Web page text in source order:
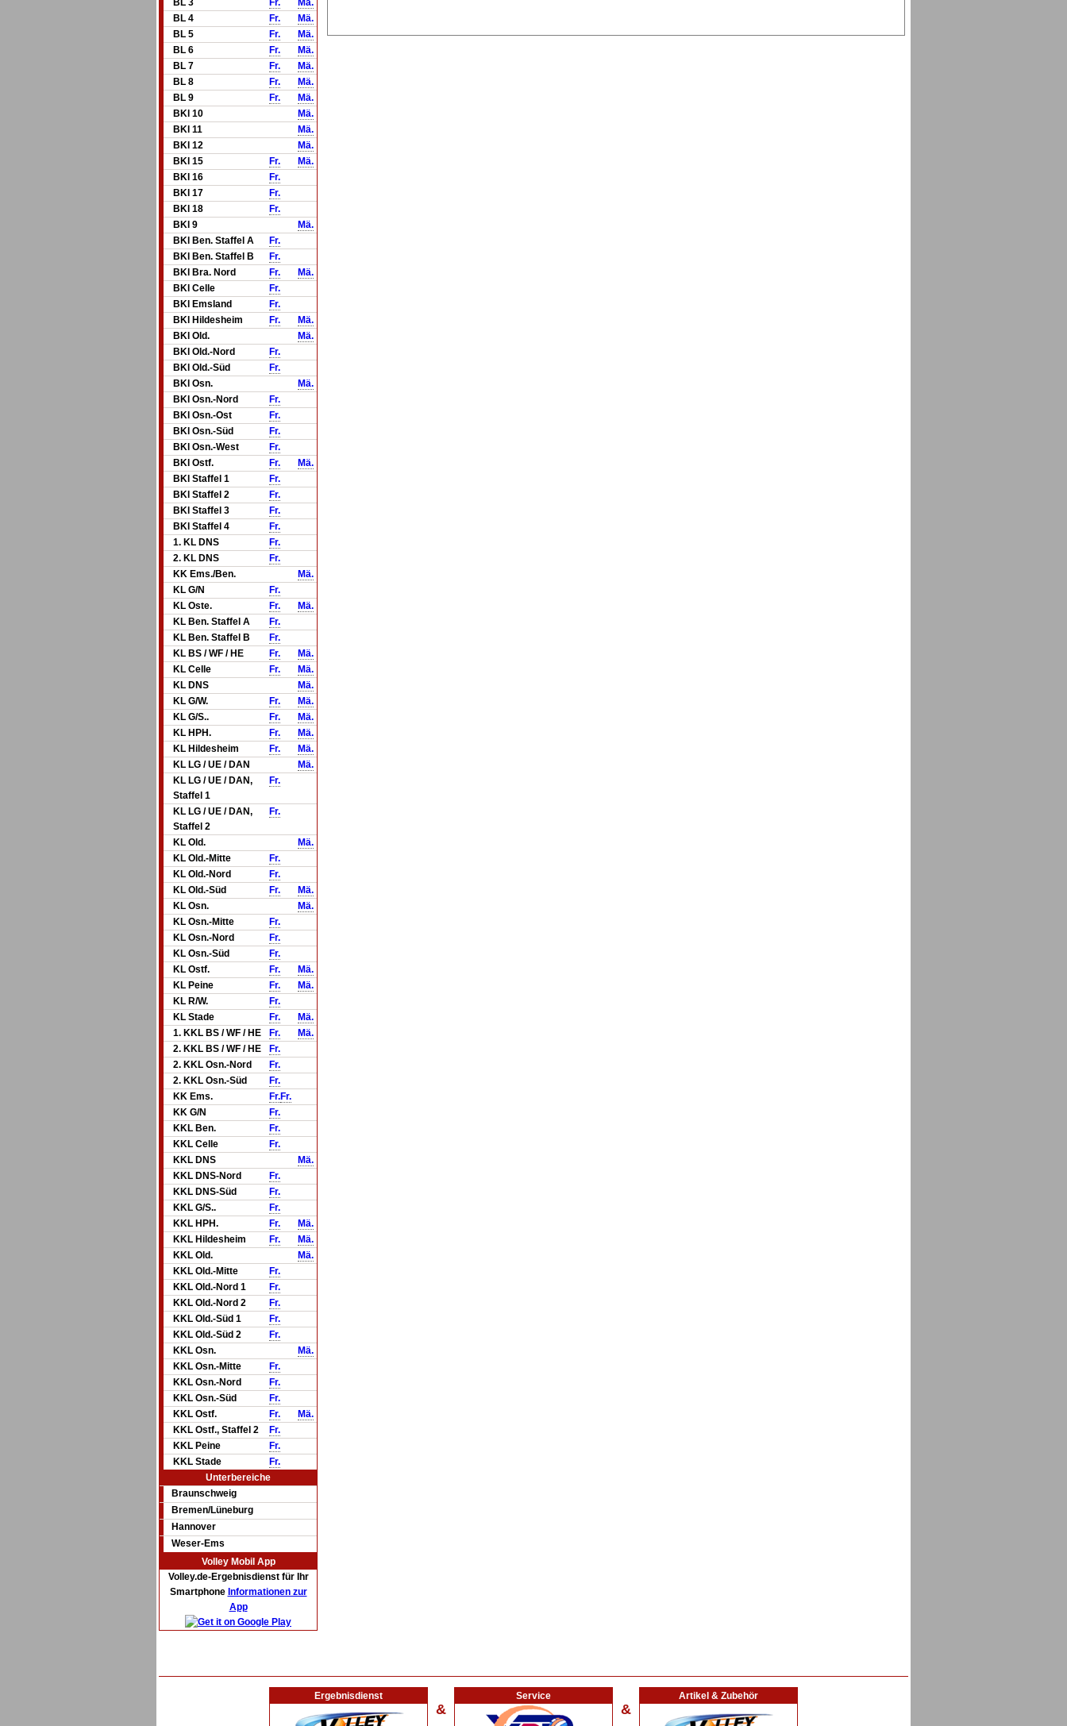
BL 3
Fr.
Mä.
BL 4
Fr.
Mä.
BL 5
Fr.
Mä.
BL 6
Fr.
Mä.
BL 7
Fr.
Mä.
BL 8
Fr.
Mä.
BL 9
Fr.
Mä.
BKl 10
Mä.
BKl 11
Mä.
BKl 12
Mä.
BKl 15
Fr.
Mä.
BKl 16
Fr.
BKl 17
Fr.
BKl 18
Fr.
BKl 9
Mä.
BKl Ben. Staffel A
Fr.
BKl Ben. Staffel B
Fr.
BKl Bra. Nord
Fr.
Mä.
BKl Celle
Fr.
BKl Emsland
Fr.
BKl Hildesheim
Fr.
Mä.
BKl Old.
Mä.
BKl Old.-Nord
Fr.
BKl Old.-Süd
Fr.
BKl Osn.
Mä.
BKl Osn.-Nord
Fr.
BKl Osn.-Ost
Fr.
BKl Osn.-Süd
Fr.
BKl Osn.-West
Fr.
BKl Ostf.
Fr.
Mä.
BKl Staffel 1
Fr.
BKl Staffel 2
Fr.
BKl Staffel 3
Fr.
BKl Staffel 4
Fr.
1. KL DNS
Fr.
2. KL DNS
Fr.
KK Ems./Ben.
Mä.
KL G/N
Fr.
KL Oste.
Fr.
Mä.
KL Ben. Staffel A
Fr.
KL Ben. Staffel B
Fr.
KL BS / WF / HE
Fr.
Mä.
KL Celle
Fr.
Mä.
KL DNS
Mä.
KL G/W.
Fr.
Mä.
KL G/S..
Fr.
Mä.
KL HPH.
Fr.
Mä.
KL Hildesheim
Fr.
Mä.
KL LG / UE / DAN
Mä.
KL LG / UE / DAN,
Staffel 1
Fr.
KL LG / UE / DAN,
Staffel 2
Fr.
KL Old.
Mä.
KL Old.-Mitte
Fr.
KL Old.-Nord
Fr.
KL Old.-Süd
Fr.
Mä.
KL Osn.
Mä.
KL Osn.-Mitte
Fr.
KL Osn.-Nord
Fr.
KL Osn.-Süd
Fr.
KL Ostf.
Fr.
Mä.
KL Peine
Fr.
Mä.
KL R/W.
Fr.
KL Stade
Fr.
Mä.
1. KKL BS / WF / HE
Fr.
Mä.
2. KKL BS / WF / HE
Fr.
2. KKL Osn.-Nord
Fr.
2. KKL Osn.-Süd
Fr.
KK Ems.
Fr.Fr.
KK G/N
Fr.
KKL Ben.
Fr.
KKL Celle
Fr.
KKL DNS
Mä.
KKL DNS-Nord
Fr.
KKL DNS-Süd
Fr.
KKL G/S..
Fr.
KKL HPH.
Fr.
Mä.
KKL Hildesheim
Fr.
Mä.
KKL Old.
Mä.
KKL Old.-Mitte
Fr.
KKL Old.-Nord 1
Fr.
KKL Old.-Nord 2
Fr.
KKL Old.-Süd 1
Fr.
KKL Old.-Süd 2
Fr.
KKL Osn.
Mä.
KKL Osn.-Mitte
Fr.
KKL Osn.-Nord
Fr.
KKL Osn.-Süd
Fr.
KKL Ostf.
Fr.
Mä.
KKL Ostf., Staffel 2
Fr.
KKL Peine
Fr.
KKL Stade
Fr.
Unterbereiche
Braunschweig
Bremen/Lüneburg
Hannover
Weser-Ems
Volley Mobil App
Volley.de-Ergebnisdienst für Ihr
Smartphone Informationen zur
App
Ergebnisdienst
&
Service
&
Artikel & Zubehör